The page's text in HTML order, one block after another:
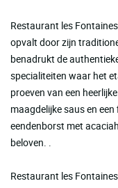
Restaurant les
opvalt door zijn
benadrukt de
specialiteiten waar het
proeven van een
maagdelijke saus en
eendenborst met
beloven. .
Restaurant les Fontaines